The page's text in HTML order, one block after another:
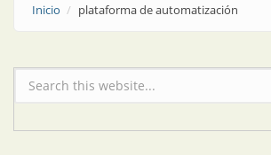
Inicio plataforma de automatización
Formulario de búsqueda